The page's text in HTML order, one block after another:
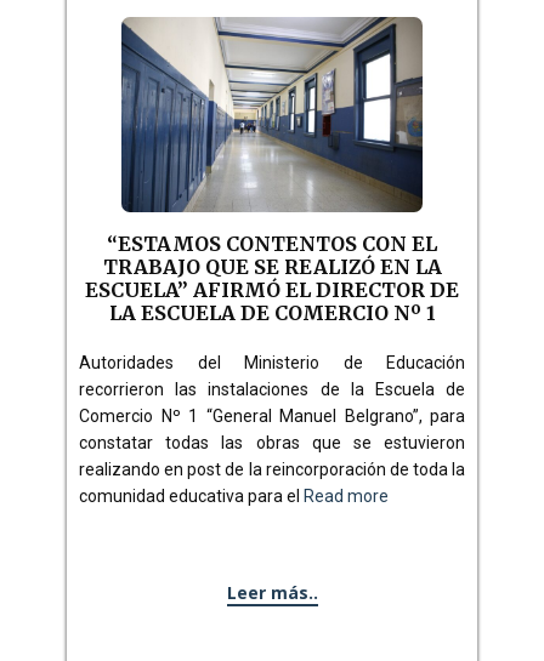
“ESTAMOS CONTENTOS CON EL
TRABAJO QUE SE REALIZÓ EN LA
ESCUELA” AFIRMÓ EL DIRECTOR DE
LA ESCUELA DE COMERCIO Nº 1
Autoridades del Ministerio de Educación
recorrieron las instalaciones de la Escuela de
Comercio Nº 1 “General Manuel Belgrano”, para
constatar todas las obras que se estuvieron
realizando en post de la reincorporación de toda la
comunidad educativa para el Read more
Leer más..